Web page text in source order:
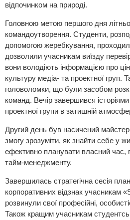
відпочинком на природі.
Головною метою першого дня
командоутворення. Студенти,
допомогою жеребкування,
дозволили учасникам виїзду
вони володіють інформацією про
культуру медіа- та проектної груп.
головоломки, що були засобом
команд. Вечір завершився історіями
проектної групи в затишній
Другий день був насичений
змогу зрозуміти, як знайти себе у
ефективно планувати власний час,
тайм-менеджменту.
Завершилась стратегічна сесія
корпоративних відзнак учасникам
розвинули свої професійні,
Також кращим учасникам